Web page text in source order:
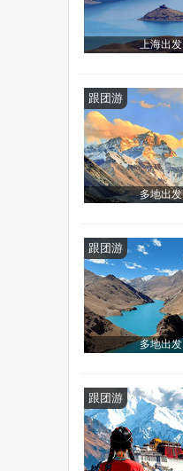
上海出发
跟团游
多地出发
跟团游
多地出发
跟团游